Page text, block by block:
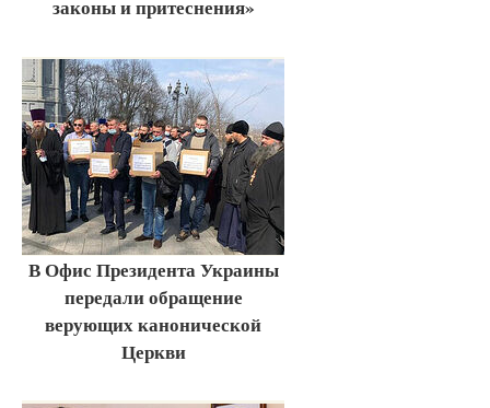
законы и притеснения»
В Офис Президента Украины
передали обращение
верующих канонической
Церкви